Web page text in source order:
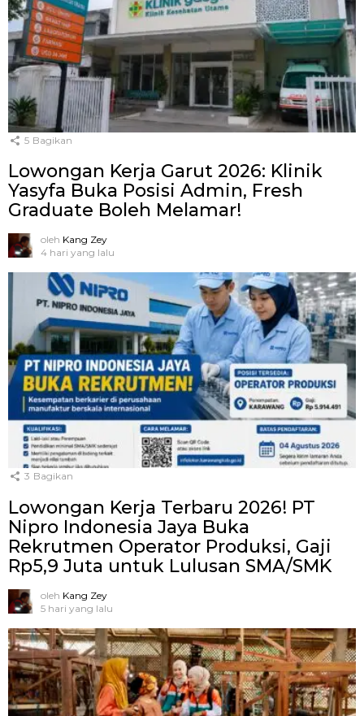
5 Bagikan
Lowongan Kerja Garut 2026: Klinik
Yasyfa Buka Posisi Admin, Fresh
Graduate Boleh Melamar!
oleh Kang Zey
4 hari yang lalu
3 Bagikan
Lowongan Kerja Terbaru 2026! PT
Nipro Indonesia Jaya Buka
Rekrutmen Operator Produksi, Gaji
Rp5,9 Juta untuk Lulusan SMA/SMK
oleh Kang Zey
5 hari yang lalu